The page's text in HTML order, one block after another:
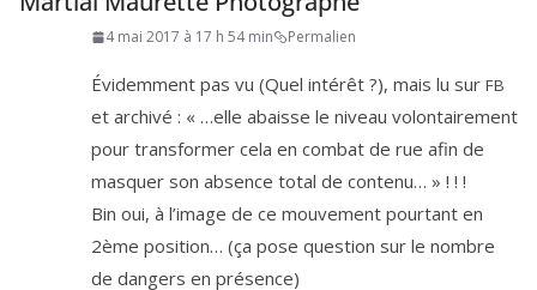
4 mai 2017 à 17 h 54 min Permalien
Évidemment pas vu (Quel inté­rêt ?), mais lu sur FB
et archi­vé : « …elle abaisse le niveau volon­tai­re­ment
pour trans­for­mer cela en com­bat de rue afin de
mas­quer son absence total de contenu… » ! ! !
Bin oui, à l’i­mage de ce mou­ve­ment pour­tant en
2ème posi­tion… (ça pose ques­tion sur le nombre
de dan­gers en présence)